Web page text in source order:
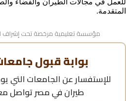
للعمل في مجالات الطيران والفضاء
المتقدمة.
مؤسسة تعليمية مرخصة تحت إشراف
بوابة قبول
للإستفسار عنالجامعات التي
طيران في مصرتواصل